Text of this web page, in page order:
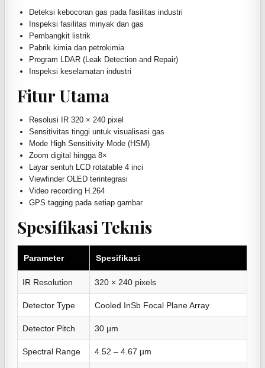
Deteksi kebocoran gas pada fasilitas industri
Inspeksi fasilitas minyak dan gas
Pembangkit listrik
Pabrik kimia dan petrokimia
Program LDAR (Leak Detection and Repair)
Inspeksi keselamatan industri
Fitur Utama
Resolusi IR 320 × 240 pixel
Sensitivitas tinggi untuk visualisasi gas
Mode High Sensitivity Mode (HSM)
Zoom digital hingga 8×
Layar sentuh LCD rotatable 4 inci
Viewfinder OLED terintegrasi
Video recording H.264
GPS tagging pada setiap gambar
Spesifikasi Teknis
Parameter Spesifikasi
IR Resolution 320 × 240 pixels
Detector Type Cooled InSb Focal Plane Array
Detector Pitch 30 µm
Spectral Range 4.52 – 4.67 µm